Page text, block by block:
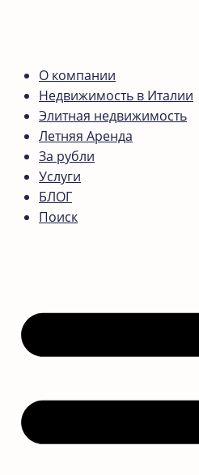
О компании
Недвижимость в Италии
Элитная недвижимость
Летняя Аренда
За рубли
Услуги
БЛОГ
Поиск